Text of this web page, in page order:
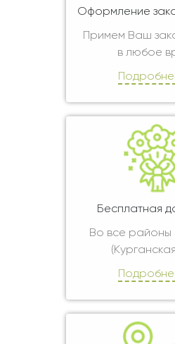
Оформление
Примем Ваш
в любое
Бесплатная
Во все районы